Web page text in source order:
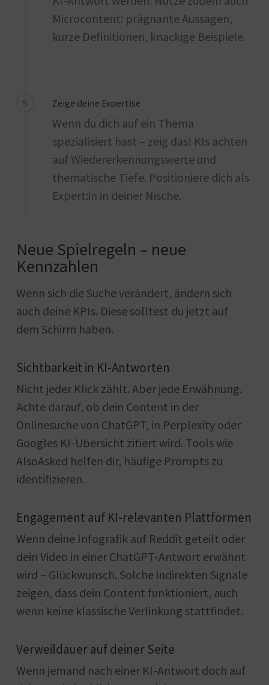
Microcontent: prägnante Aussagen,
kurze Definitionen, knackige Beispiele.
5 Zeige deine Expertise
Wenn du dich auf ein Thema
spezialisiert hast – zeig das! KIs achten
auf Wiedererkennungswerte und
thematische Tiefe. Positioniere dich als
Expert:in in deiner Nische.
Neue Spielregeln – neue
Kennzahlen
Wenn sich die Suche verändert, ändern sich
auch deine KPIs. Diese solltest du jetzt auf
dem Schirm haben.
Sichtbarkeit in KI-Antworten
Nicht jeder Klick zählt. Aber jede Erwähnung.
Achte darauf, ob dein Content in der
Onlinesuche von ChatGPT, in Perplexity oder
Googles KI-Übersicht zitiert wird. Tools wie
AlsoAsked helfen dir, häufige Prompts zu
identifizieren.
Engagement auf KI-relevanten Plattformen
Wenn deine Infografik auf Reddit geteilt oder
dein Video in einer ChatGPT-Antwort erwähnt
wird – Glückwunsch. Solche indirekten Signale
zeigen, dass dein Content funktioniert, auch
wenn keine klassische Verlinkung stattfindet.
Verweildauer auf deiner Seite
Wenn jemand nach einer KI-Antwort doch auf